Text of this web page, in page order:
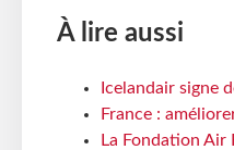
À lire aussi
Icelandair signe
France :
La Fondation Air